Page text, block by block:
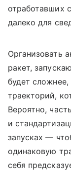
отработавших
далеко для
Организовать
ракет,
будет
траекторий,
Вероятно,
и
запусках —
одинаковую
себя